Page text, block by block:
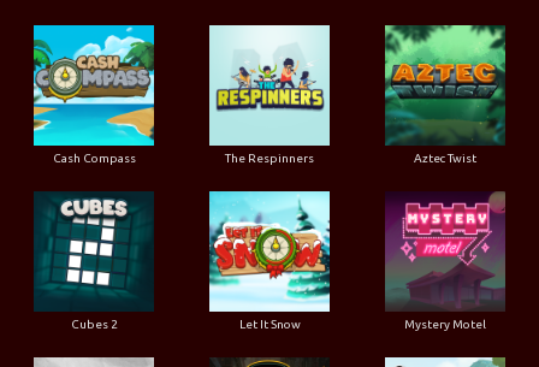
Cash Compass The Respinners Aztec Twist
Cubes 2 Let It Snow Mystery Motel